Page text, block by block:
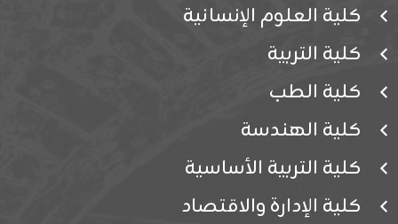
كلية العلوم الإنسانية
كلية التربية
كلية الطب
كلية الهندسة
كلية التربية الأساسية
كلية الإدارة والاقتصاد